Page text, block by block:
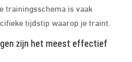
trainingsschema is vaak
tijdstip waarop je traint.
zijn het meest effectief